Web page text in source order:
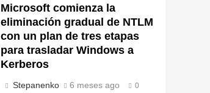
Microsoft comienza la
eliminación gradual de NTLM
con un plan de tres etapas
para trasladar Windows a
Kerberos
Stepanenko 6 meses ago 0